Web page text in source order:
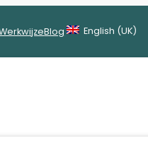
Blog English (UK)